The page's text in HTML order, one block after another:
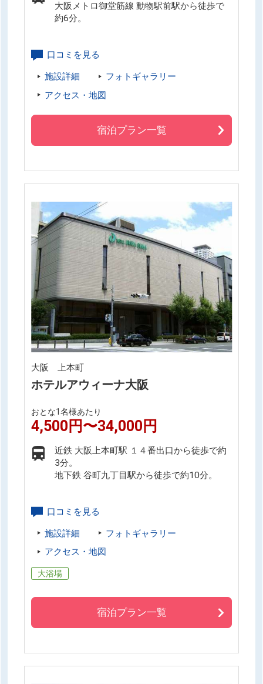
大阪メトロ御堂筋線 動物駅前駅から徒歩で
約6分。
口コミを見る
施設詳細
フォトギャラリー
アクセス・地図
宿泊プラン一覧
大阪 上本町
ホテルアウィーナ大阪
おとな1名様あたり
4,500円〜34,000円
近鉄 大阪上本町駅 １４番出口から徒歩で約
3分。
地下鉄 谷町九丁目駅から徒歩で約10分。
口コミを見る
施設詳細
フォトギャラリー
アクセス・地図
大浴場
宿泊プラン一覧